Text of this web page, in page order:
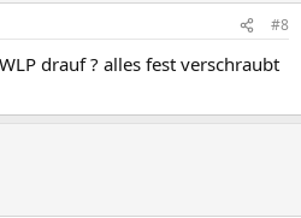
#8
drauf ? alles fest verschraubt